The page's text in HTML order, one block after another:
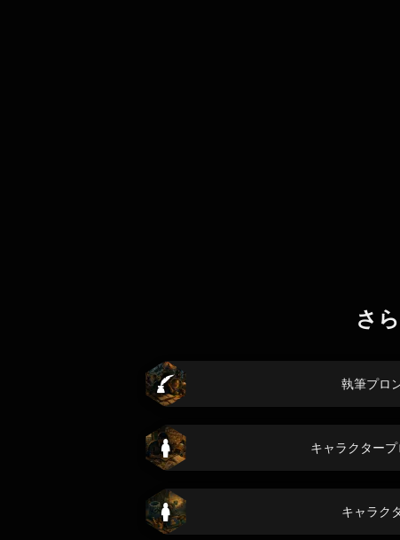
さ
執筆プロ
キャラクター
キャラク